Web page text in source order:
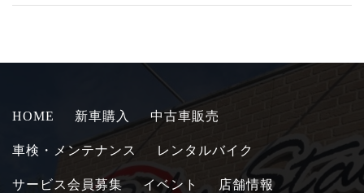
HOME 新車購入 中古車販売
車検・メンテナンス レンタルバイク
サービス会員募集 イベント 店舗情報